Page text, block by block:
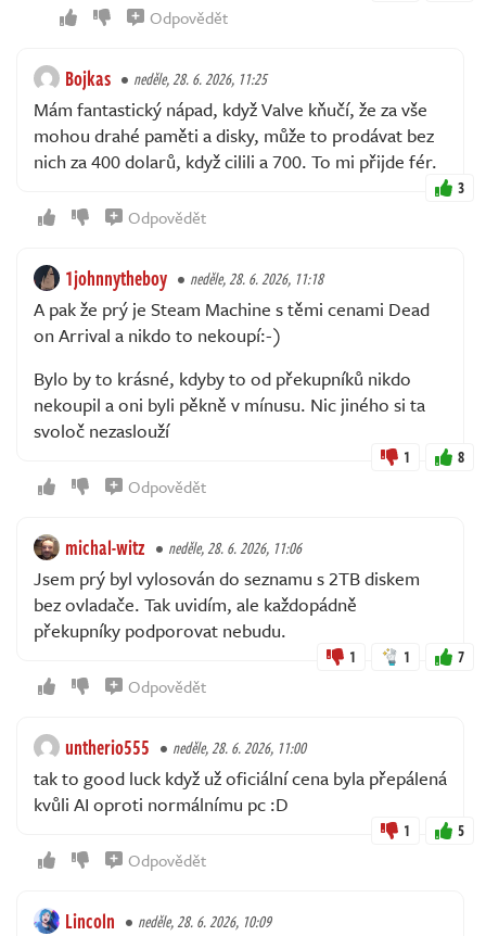
Odpovědět
Bojkas neděle, 28. 6. 2026, 11:25
Mám fantastický nápad, když Valve kňučí, že za vše
mohou drahé paměti a disky, může to prodávat bez
nich za 400 dolarů, když cilili a 700. To mi přijde fér.
3
Odpovědět
1johnnytheboy neděle, 28. 6. 2026, 11:18
A pak že prý je Steam Machine s těmi cenami Dead
on Arrival a nikdo to nekoupí:-)
Bylo by to krásné, kdyby to od překupníků nikdo
nekoupil a oni byli pěkně v mínusu. Nic jiného si ta
svoloč nezaslouží
1 8
Odpovědět
michal-witz neděle, 28. 6. 2026, 11:06
Jsem prý byl vylosován do seznamu s 2TB diskem
bez ovladače. Tak uvidím, ale každopádně
překupníky podporovat nebudu.
1 1 7
Odpovědět
untherio555 neděle, 28. 6. 2026, 11:00
tak to good luck když už oficiální cena byla přepálená
kvůli AI oproti normálnímu pc :D
1 5
Odpovědět
Lincoln neděle, 28. 6. 2026, 10:09